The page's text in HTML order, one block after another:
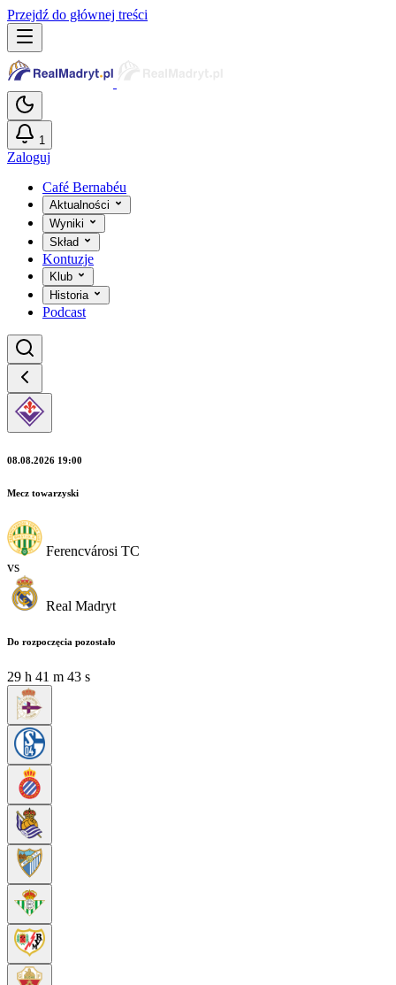
Przejdź do głównej treści
1
Zaloguj
Café Bernabéu
Aktualności
Wyniki
Skład
Kontuzje
Klub
Historia
Podcast
08.08.2026 19:00
Mecz towarzyski
Ferencvárosi TC
vs
Real Madryt
Do rozpoczęcia pozostało
29 h 41 m 43 s